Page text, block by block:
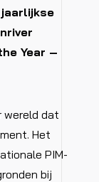
Year –
wereld dat
Het
PIM-
bij